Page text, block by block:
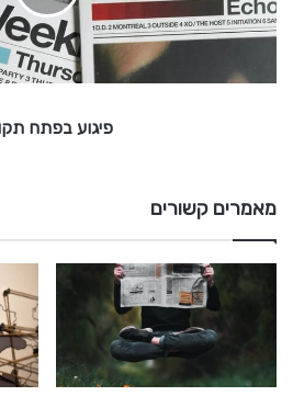
ב
פ
ח
פיגוע בפתח
מאמרים קשורים